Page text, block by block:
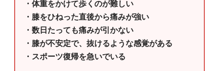
・体重をかけて歩くのが難しい
・膝をひねった直後から痛みが強い
・数日たっても痛みが引かない
・膝が不安定で、抜けるような感覚がある
・スポーツ復帰を急いでいる